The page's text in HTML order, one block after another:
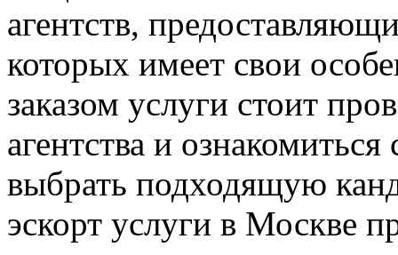
агентств,
которых имеет свои
заказом услуги стоит
агентства и
выбрать подходящую
эскорт услуги в Москве